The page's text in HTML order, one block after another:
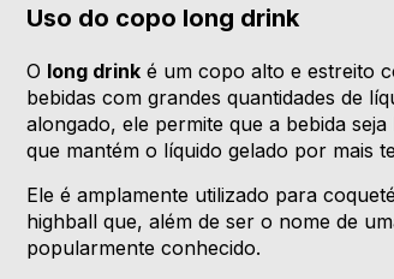
Uso do copo long drink
O long drink é um copo alto e estreito
bebidas com grandes quantidades de
alongado, ele permite que a bebida
que mantém o líquido gelado por mais
Ele é amplamente utilizado para
highball que, além de ser o nome de
popularmente conhecido.